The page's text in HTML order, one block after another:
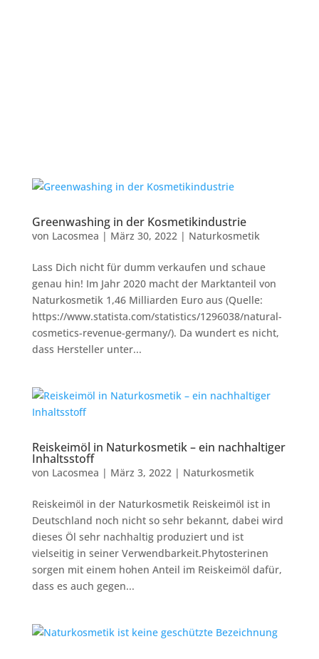
Greenwashing in der Kosmetikindustrie
von Lacosmea | März 30, 2022| Naturkosmetik
Lass Dich nicht für dumm verkaufen und schaue
genau hin! Im Jahr 2020 macht der Marktanteil von
Naturkosmetik 1,46 Milliarden Euro aus (Quelle:
https://www.statista.com/statistics/1296038/natural-
cosmetics-revenue-germany/). Da wundert es nicht,
dass Hersteller unter...
Reiskeimöl in Naturkosmetik – ein nachhaltiger
Inhaltsstoff
von Lacosmea | März 3, 2022| Naturkosmetik
Reiskeimöl in der Naturkosmetik Reiskeimöl ist in
Deutschland noch nicht so sehr bekannt, dabei wird
dieses Öl sehr nachhaltig produziert und ist
vielseitig in seiner Verwendbarkeit.Phytosterinen
sorgen mit einem hohen Anteil im Reiskeimöl dafür,
dass es auch gegen...